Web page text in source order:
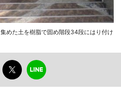
めた土を樹脂で固め階段34段にはり付け